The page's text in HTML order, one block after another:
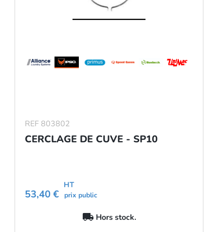
REF 803802
CERCLAGE DE CUVE - SP10
53,40 €
HT
prix public
local_shipping Hors stock.